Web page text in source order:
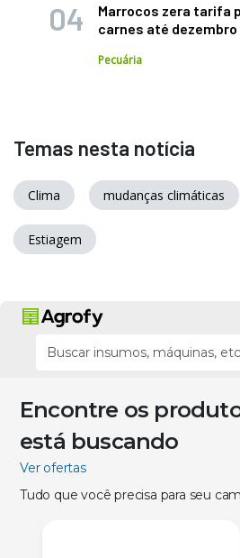
Marrocos zera tarifa
carnes até dezembro
Pecuária
Temas nesta notícia
Clima mudanças climáticas
Estiagem
Encontre os
está buscando
Ver ofertas
Tudo que você precisa para seu